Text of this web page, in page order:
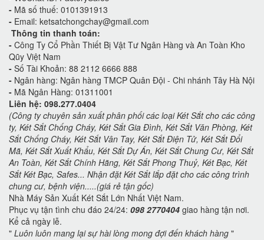
- Mã số thuế: 0101391913
- Email: ketsatchongchay@gmail.com
Thông tin thanh toán:
- Công Ty Cổ Phần Thiết Bị Vật Tư Ngân Hàng và An Toàn Kho
Qũy Việt Nam
- Số Tài Khoản: 88 2112 6666 888
- Ngân hàng: Ngân hàng TMCP Quân Đội - Chi nhánh Tây Hà Nội
- Mã Ngân Hàng: 01311001
Liên hệ: 098.277.0404
(Công ty chuyên sản xuất phân phối các loại Két Sắt cho các công
ty, Két Sắt Chống Cháy, Két Sắt Gia Đình, Két Sắt Văn Phòng, Két
Sắt Chống Cháy, Két Sắt Vân Tay, Két Sắt Điện Tử, Két Sắt Đổi
Mã, Két Sắt Xuất Khẩu, Két Sắt Dự Án, Két Sắt Chung Cư, Két Sắt
An Toàn, Két Sắt Chính Hãng, Két Sắt Phong Thuỷ, Két Bạc, Két
Sắt Két Bạc, Safes... Nhận đặt Két Sắt lắp đặt cho các công trình
chung cư, bệnh viện.....(giá rẻ tận gốc)
Nhà Máy Sản Xuất Két Sắt Lớn Nhất Việt Nam.
Phục vụ tận tình chu đáo 24/24: 098 2770404 giao hàng tận nơi.
Kể cả ngày lễ.
" Luôn luôn mang lại sự hài lòng mong đợi đến khách hàng "